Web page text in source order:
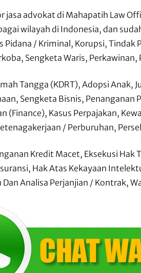
advokat di Mahapatih Law
wilayah di Indonesia, dan
Pidana / Kriminal, Korupsi,
Sengketa Waris, Perkawinan,
Tangga (KDRT), Adopsi Anak,
Sengketa Bisnis,
(Finance), Kasus Perpajakan,
/ Perburuhan,
Kredit Macet, Eksekusi Hak
Hak Atas Kekayaan
Analisa Perjanjian / Kontrak,